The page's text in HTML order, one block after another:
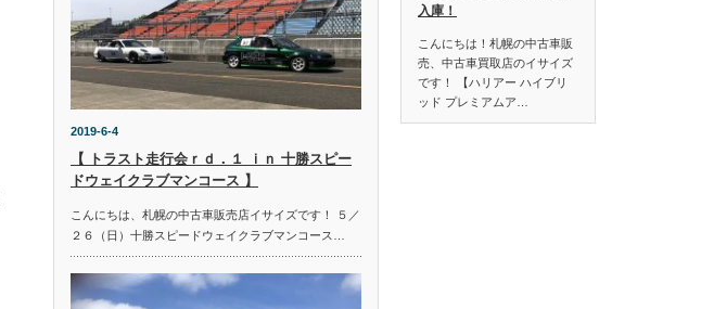
2019-6-4
【 トラスト走行会ｒｄ．１ ｉｎ 十勝スピー
ドウェイクラブマンコース 】
こんにちは、札幌の中古車販売店イサイズです！ ５／
２６（日）十勝スピードウェイクラブマンコース…
入庫！
こんにちは！札幌の中古車販
売、中古車買取店のイサイズ
です！ 【ハリアー ハイブリ
ッド プレミアムア…